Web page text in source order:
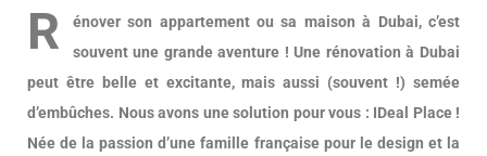
R
énover son appartement ou sa maison à Dubai, c’est
souvent une grande aventure ! Une rénovation à Dubai
peut être belle et excitante, mais aussi (souvent !) semée
d’embûches. Nous avons une solution pour vous : IDeal Place !
Née de la passion d’une famille française pour le design et la